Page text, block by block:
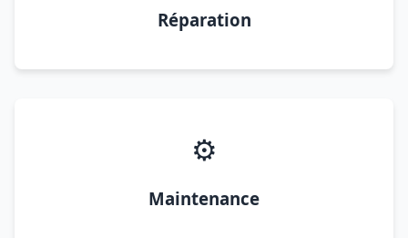
Réparation
⚙️
Maintenance